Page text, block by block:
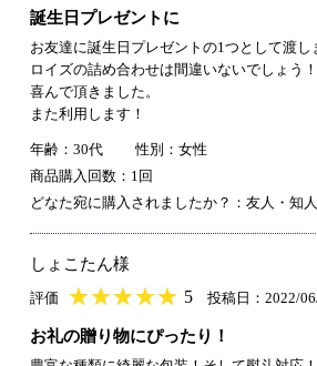
誕生日プレゼントに
お友達に誕生日プレゼントの1つとして渡し
ロイズの詰め合わせは間違いないでしょう！
喜んで頂きました。
また利用します！
年齢：30代
性別：女性
商品購入回数：1回
どなた宛に購入されましたか？：友人・知
しょこたん様
評価 ★★★★★
★★★★★ 5 投稿日：2022/
お礼の贈り物にぴったり！